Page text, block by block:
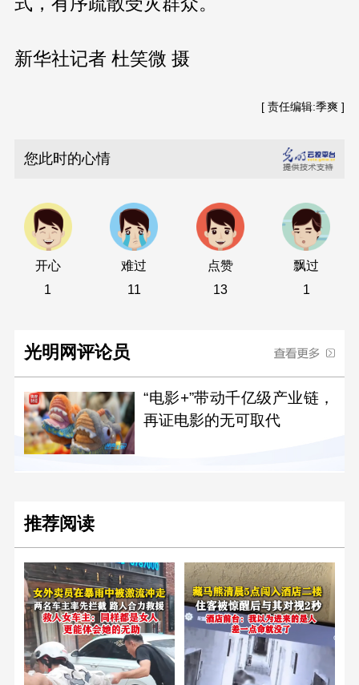
新华社记者 杜笑微 摄
[ 责任编辑:季爽 ]
您此时的心情
开心
1
难过
11
点赞
13
飘过
1
光明网评论员
“电影+”带动千亿级产业链，
再证电影的无可取代
推荐阅读